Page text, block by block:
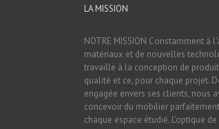
LA MISSION
NOTRE MISSION Constamment à
matériaux et de nouvelles
travaille à la conception de
qualité et ce, pour chaque projet.
engagée envers ses clients, nous
concevoir du mobilier
chaque espace étudié. L'optique